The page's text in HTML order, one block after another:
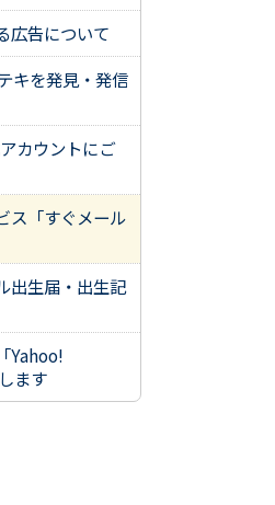
広告について
キを発見・発信
カウントにご
ス「すぐメール
出生届・出生記
Yahoo!
ます